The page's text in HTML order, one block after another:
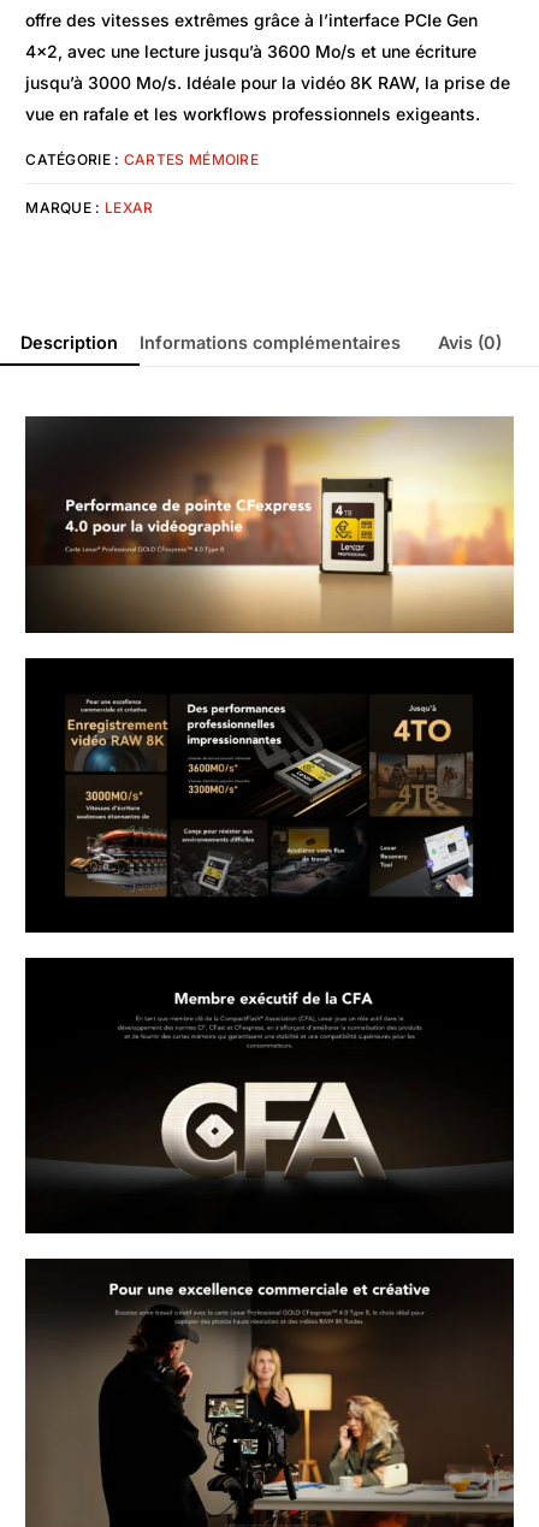
offre des vitesses extrêmes grâce à l’interface PCIe Gen
4×2, avec une lecture jusqu’à 3600 Mo/s et une écriture
jusqu’à 3000 Mo/s. Idéale pour la vidéo 8K RAW, la prise de
vue en rafale et les workflows professionnels exigeants.
CATÉGORIE : CARTES MÉMOIRE
MARQUE : LEXAR
Description Informations complémentaires Avis (0)